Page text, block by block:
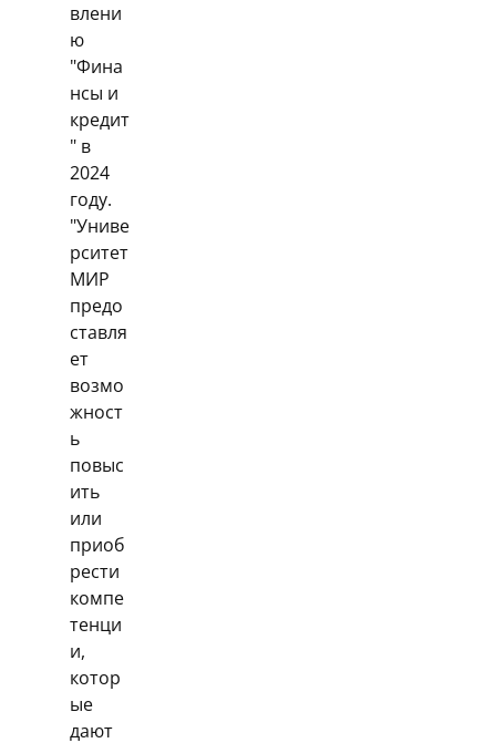
влени
ю
"Фина
нсы и
кредит
" в
2024
году.
"Униве
рситет
МИР
предо
ставля
ет
возмо
жност
ь
повыс
ить
или
приоб
рести
компе
тенци
и,
котор
ые
дают